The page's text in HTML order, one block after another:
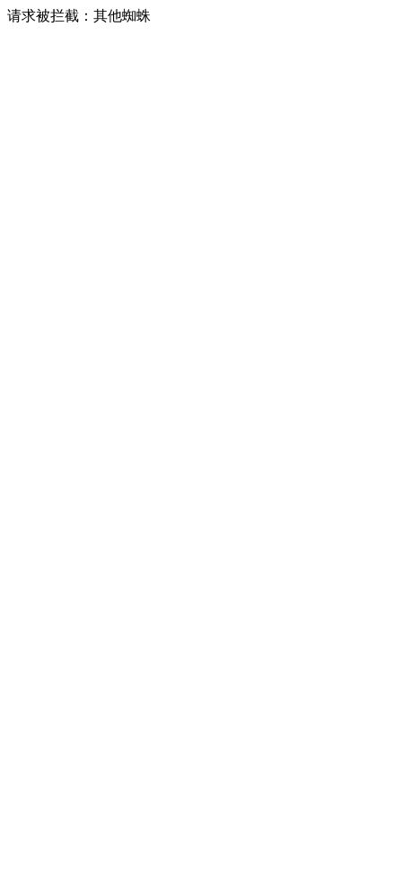
请求被拦截：其他蜘蛛